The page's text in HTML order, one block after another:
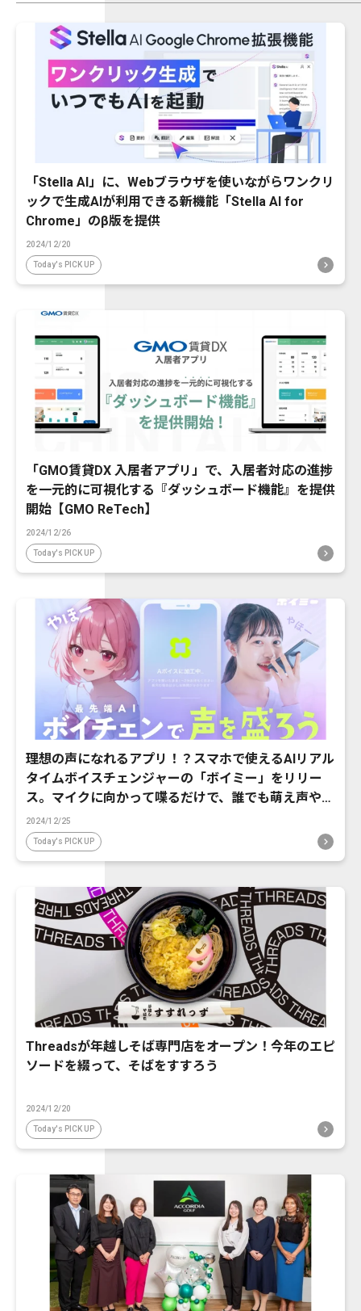
「Stella AI」に、Webブラウザを使いながらワンクリ
ックで生成AIが利用できる新機能「Stella AI for
Chrome」のβ版を提供
2024/12/20
Today's PICK UP
「GMO賃貸DX 入居者アプリ」で、入居者対応の進捗
を一元的に可視化する『ダッシュボード機能』を提供
開始【GMO ReTech】
2024/12/26
Today's PICK UP
理想の声になれるアプリ！？スマホで使えるAIリアル
タイムボイスチェンジャーの「ボイミー」をリリー
ス。マイクに向かって喋るだけで、誰でも萌え声やイ
ケボ風に音声変換が可能に。
2024/12/25
Today's PICK UP
Threadsが年越しそば専門店をオープン！今年のエピ
ソードを綴って、そばをすすろう
2024/12/20
Today's PICK UP